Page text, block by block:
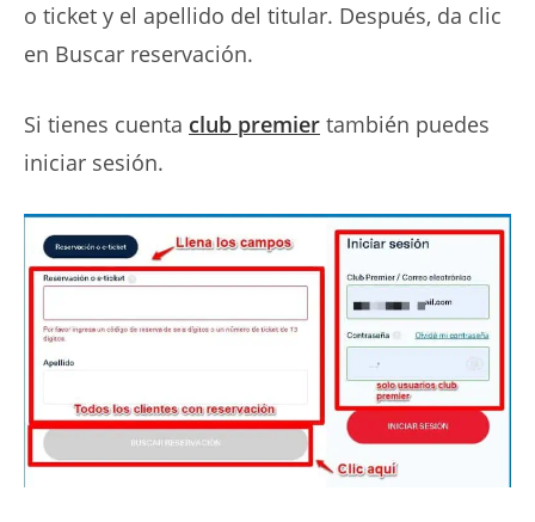
o ticket y el apellido del titular. Después, da clic
en Buscar reservación.
Si tienes cuenta club premier también puedes
iniciar sesión.